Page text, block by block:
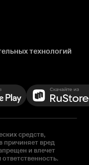
технологий
средств,
причиняет вред
и влечет